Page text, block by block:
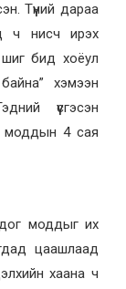
Түүний дараа
ч нисч ирэх
бид хоёул
хэмээн
үүсгэсэн
моддын 4 сая
моддыг их
цаашлаад
хаана ч